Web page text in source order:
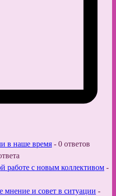
в наше время - 0 ответов
работе с новым коллективом -
мнение и совет в ситуации -